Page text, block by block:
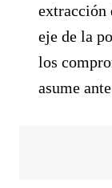
extracción
eje de la
los
asume